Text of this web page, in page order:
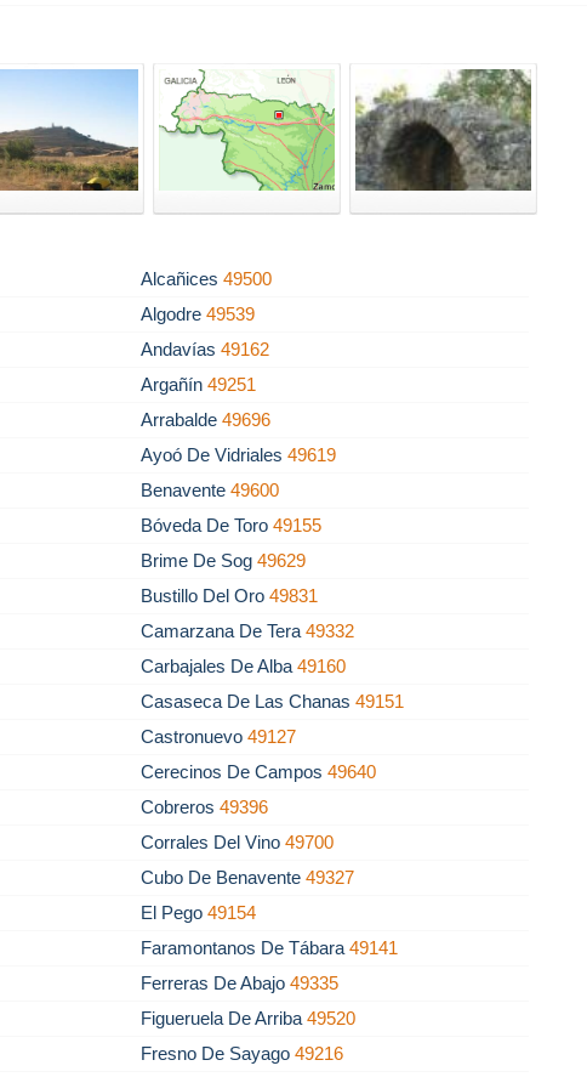
Alcañices49500
Algodre49539
Andavías49162
Argañín49251
Arrabalde49696
Ayoó De Vidriales49619
Benavente49600
Bóveda De Toro49155
Brime De Sog49629
Bustillo Del Oro49831
Camarzana De Tera49332
Carbajales De Alba49160
Casaseca De Las Chanas49151
Castronuevo49127
Cerecinos De Campos49640
Cobreros49396
Corrales Del Vino49700
Cubo De Benavente49327
El Pego49154
Faramontanos De Tábara49141
Ferreras De Abajo49335
Figueruela De Arriba49520
Fresno De Sayago49216